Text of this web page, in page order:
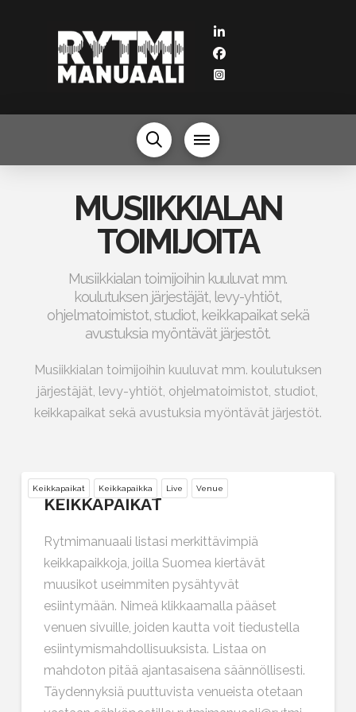
MUSIIKKIALAN
TOIMIJOITA
Musiikkialan toimijoihin kuuluvat mm.
koulutuksen järjestäjät, levy-yhtiöt,
ohjelmatoimistot, studiot, keikkapaikat sekä
avustuksia myöntävät järjestöt.
Musiikkialan toimijoihin kuuluvat mm. koulutuksen
järjestäjät, levy-yhtiöt, ohjelmatoimistot, studiot,
keikkapaikat sekä avustuksia myöntävät järjestöt.
KEIKKAPAIKAT
Rytmimanuaali listasi merkittävimpiä
keikkapaikkoja, joilla Suomea kiertävät
muusikot useimmiten pysähtyvät
esiintymään. Nimeä klikkaamalla pääset
venuen sivuille, joiden kautta voit tiedustella
esiintymismahdollisuuksista. Listaa on
mahdoton pitää ajantasaisena säännöllisesti.
Täydennyksiä puuttuvista venueista otetaan
Keikkapaikat Keikkapaikka Live Venue